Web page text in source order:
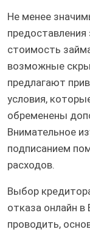
Не менее
стоимость
возможные
предлагают
условия,
обременены
Внимательное
подписанием
расходов.
Выбор
отказа онлайн
проводить,